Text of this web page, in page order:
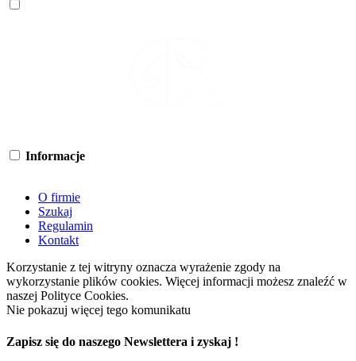
‎Informacje
O firmie
Szukaj
Regulamin
Kontakt
Korzystanie z tej witryny oznacza wyrażenie zgody na
wykorzystanie plików cookies. Więcej informacji możesz znaleźć w
naszej Polityce Cookies.
Nie pokazuj więcej tego komunikatu
Zapisz się do naszego Newslettera i zyskaj !